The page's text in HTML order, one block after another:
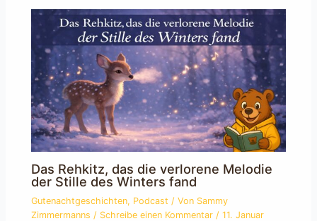
Das Rehkitz, das die verlorene Melodie
der Stille des Winters fand
Gutenachtgeschichten, Podcast / Von Sammy
Zimmermanns/ Schreibe einen Kommentar /11. Januar